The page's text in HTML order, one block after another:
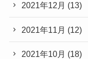
2021年12月 (13)
2021年11月 (12)
2021年10月 (18)